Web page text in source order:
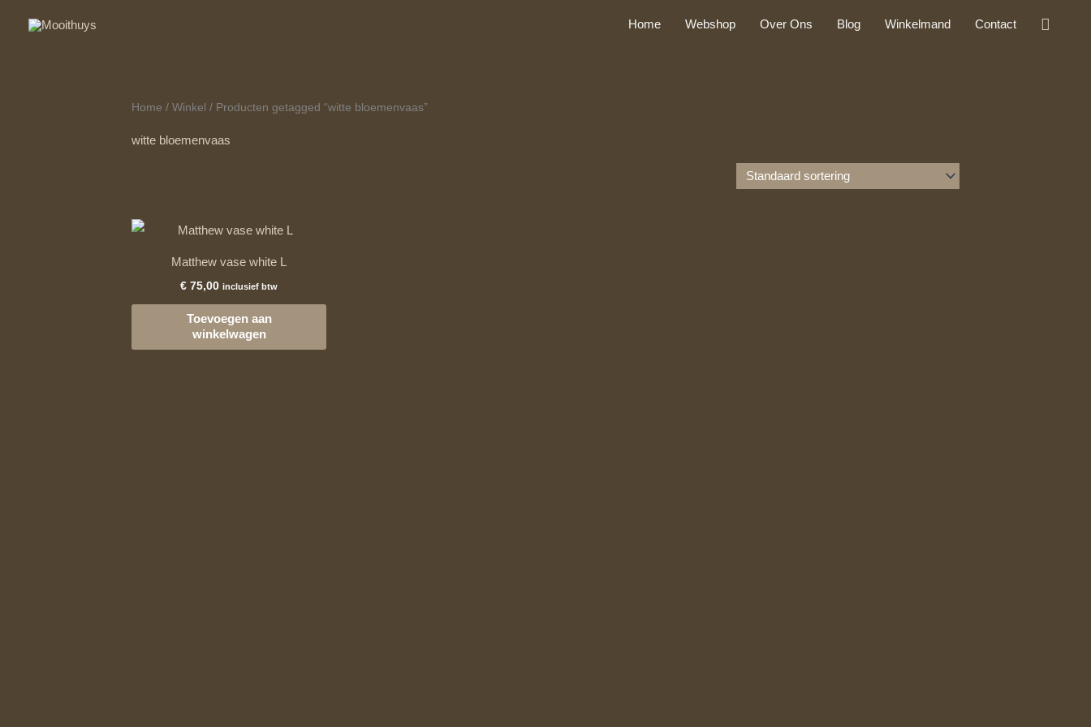
Home Webshop Over Ons Blog Winkelmand Contact
Home / Winkel / Producten getagged “witte bloemenvaas”
witte bloemenvaas
Matthew vase white L
€ 75,00 inclusief btw
Toevoegen aan
winkelwagen